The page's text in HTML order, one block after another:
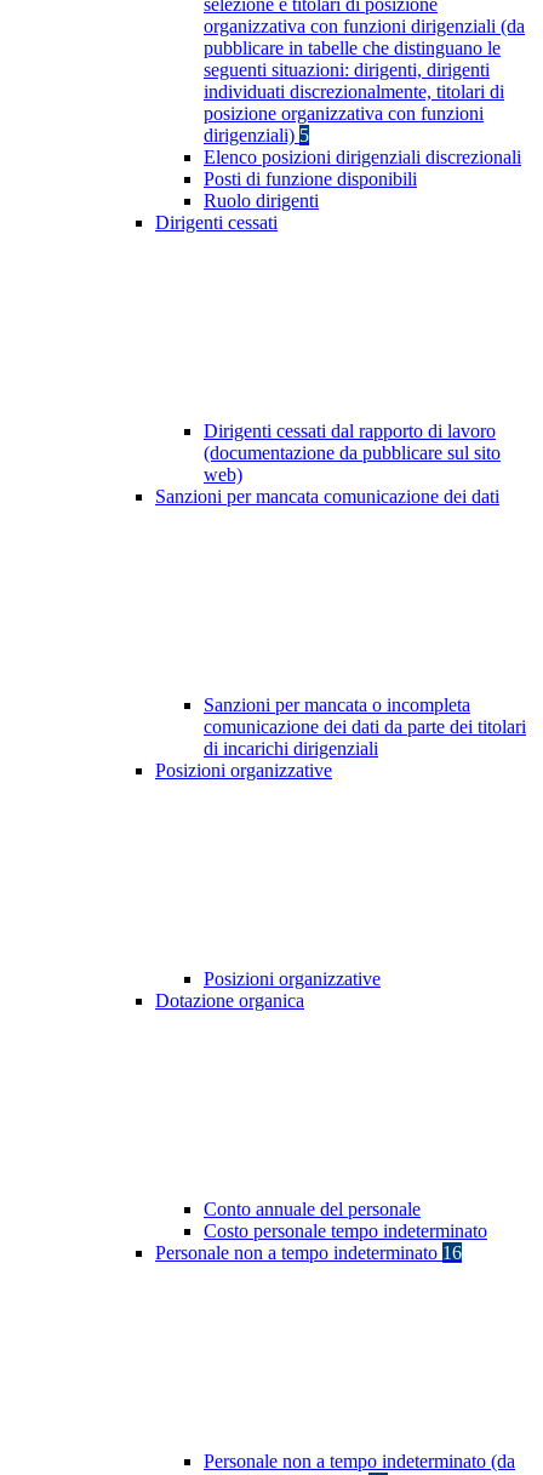
selezione e titolari di posizione
organizzativa con funzioni dirigenziali (da
pubblicare in tabelle che distinguano le
seguenti situazioni: dirigenti, dirigenti
individuati discrezionalmente, titolari di
posizione organizzativa con funzioni
dirigenziali) 5
Elenco posizioni dirigenziali discrezionali
Posti di funzione disponibili
Ruolo dirigenti
Dirigenti cessati
Dirigenti cessati dal rapporto di lavoro
(documentazione da pubblicare sul sito
web)
Sanzioni per mancata comunicazione dei dati
Sanzioni per mancata o incompleta
comunicazione dei dati da parte dei titolari
di incarichi dirigenziali
Posizioni organizzative
Posizioni organizzative
Dotazione organica
Conto annuale del personale
Costo personale tempo indeterminato
Personale non a tempo indeterminato 16
Personale non a tempo indeterminato (da